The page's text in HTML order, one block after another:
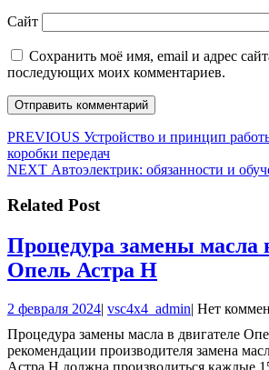
Сайт
Сохранить моё имя, email и адрес
последующих моих комментариев.
Навигация
по
PREVIOUS Предыдущая
запись:
Устройство и принцип
коробки передач
NEXT Следующая
Автоэлектрик: обязанности и
Related Post
Процедура замены масла
Опель Астра НПроцедура
масла
в
2 февраля 20242
2024
| vsc4x4_admin| Нет
Процедура замены масла в двигателе Опель Астра Н По
рекомендации производителя замена
Астра Н должна производиться каждые